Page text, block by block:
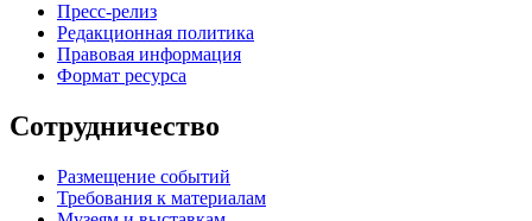
Пресс-релиз
Редакционная политика
Правовая информация
Формат ресурса
Сотрудничество
Размещение событий
Требования к материалам